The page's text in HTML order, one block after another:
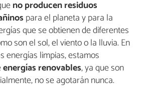
no producen residuos
para el planeta y para la
que se obtienen de diferentes
son el sol, el viento o la lluvia. En
energías limpias, estamos
energías renovables, ya que son
no se agotarán nunca.